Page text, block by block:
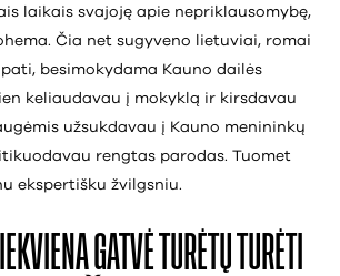
laikais svajoję apie nepriklausomybę,
Čia net sugyveno lietuviai, romai
besimokydama Kauno dailės
keliaudavau į mokyklą ir kirsdavau
užsukdavau į Kauno menininkų
rengtas parodas. Tuomet
ekspertišku žvilgsniu.
GATVĖ TURĖTŲ TURĖTI